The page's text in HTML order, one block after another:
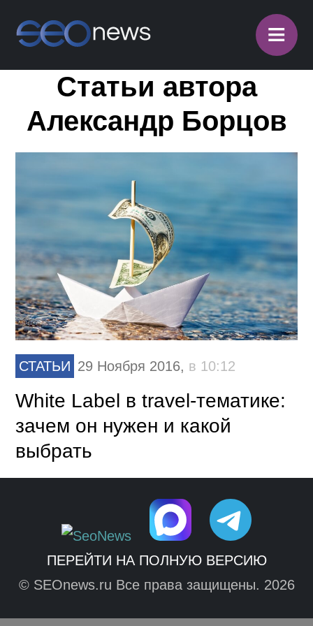
≡
Статьи автора
Александр Борцов
СТАТЬИ 29 Ноября 2016, в 10:12
White Label в travel-тематике:
зачем он нужен и какой
выбрать
ПЕРЕЙТИ НА ПОЛНУЮ ВЕРСИЮ
© SEOnews.ru Все права защищены. 2026